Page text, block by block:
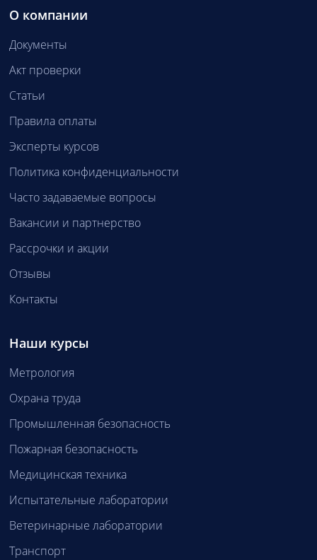
О компании
Документы
Акт проверки
Статьи
Правила оплаты
Эксперты курсов
Политика конфиденциальности
Часто задаваемые вопросы
Вакансии и партнерство
Рассрочки и акции
Отзывы
Контакты
Наши курсы
Метрология
Охрана труда
Промышленная безопасность
Пожарная безопасность
Медицинская техника
Испытательные лаборатории
Ветеринарные лаборатории
Транспорт